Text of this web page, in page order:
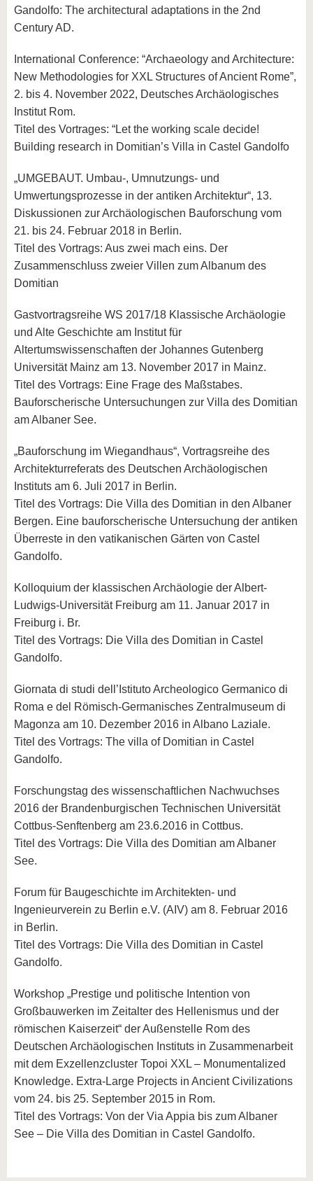
Gandolfo: The architectural adaptations in the 2nd
Century AD.
International Conference: “Archaeology and Architecture:
New Methodologies for XXL Structures of Ancient Rome”,
2. bis 4. November 2022, Deutsches Archäologisches
Institut Rom.
Titel des Vortrages: “Let the working scale decide!
Building research in Domitian’s Villa in Castel Gandolfo
„UMGEBAUT. Umbau-, Umnutzungs- und
Umwertungsprozesse in der antiken Architektur“, 13.
Diskussionen zur Archäologischen Bauforschung vom
21. bis 24. Februar 2018 in Berlin.
Titel des Vortrags: Aus zwei mach eins. Der
Zusammenschluss zweier Villen zum Albanum des
Domitian
Gastvortragsreihe WS 2017/18 Klassische Archäologie
und Alte Geschichte am Institut für
Altertumswissenschaften der Johannes Gutenberg
Universität Mainz am 13. November 2017 in Mainz.
Titel des Vortrags: Eine Frage des Maßstabes.
Bauforscherische Untersuchungen zur Villa des Domitian
am Albaner See.
„Bauforschung im Wiegandhaus“, Vortragsreihe des
Architekturreferats des Deutschen Archäologischen
Instituts am 6. Juli 2017 in Berlin.
Titel des Vortrags: Die Villa des Domitian in den Albaner
Bergen. Eine bauforscherische Untersuchung der antiken
Überreste in den vatikanischen Gärten von Castel
Gandolfo.
Kolloquium der klassischen Archäologie der Albert-
Ludwigs-Universität Freiburg am 11. Januar 2017 in
Freiburg i. Br.
Titel des Vortrags: Die Villa des Domitian in Castel
Gandolfo.
Giornata di studi dell’Istituto Archeologico Germanico di
Roma e del Römisch-Germanisches Zentralmuseum di
Magonza am 10. Dezember 2016 in Albano Laziale.
Titel des Vortrags: The villa of Domitian in Castel
Gandolfo.
Forschungstag des wissenschaftlichen Nachwuchses
2016 der Brandenburgischen Technischen Universität
Cottbus-Senftenberg am 23.6.2016 in Cottbus.
Titel des Vortrags: Die Villa des Domitian am Albaner
See.
Forum für Baugeschichte im Architekten- und
Ingenieurverein zu Berlin e.V. (AIV) am 8. Februar 2016
in Berlin.
Titel des Vortrags: Die Villa des Domitian in Castel
Gandolfo.
Workshop „Prestige und politische Intention von
Großbauwerken im Zeitalter des Hellenismus und der
römischen Kaiserzeit“ der Außenstelle Rom des
Deutschen Archäologischen Instituts in Zusammenarbeit
mit dem Exzellenzcluster Topoi XXL – Monumentalized
Knowledge. Extra-Large Projects in Ancient Civilizations
vom 24. bis 25. September 2015 in Rom.
Titel des Vortrags: Von der Via Appia bis zum Albaner
See – Die Villa des Domitian in Castel Gandolfo.